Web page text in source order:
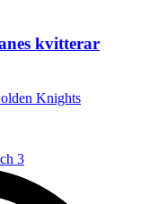
kvitterar
Knights